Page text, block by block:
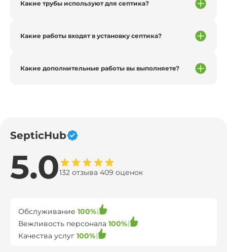
Какие трубы используют для септика?
Какие работы входят в установку септика?
Какие дополнительные работы вы выполняете?
SepticHub
5.0132 отзыва 409 оценок
Обслуживание 100%
Вежливость персонала 100%
Качества услуг 100%